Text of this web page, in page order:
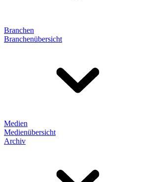
Branchen
Branchenübersicht
Medien
Medienübersicht
Archiv